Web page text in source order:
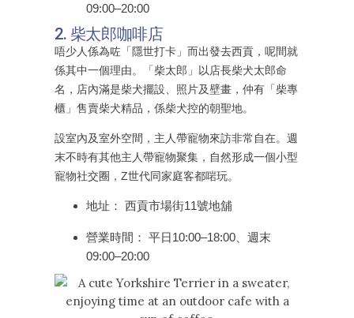
09:00–20:00
2. 柴太郎咖啡店
唔少人係為咗「隱世打卡」而出發去西貢，呢間就
係其中一個理由。「柴太郎」以店長柴犬太郎命
名，店內滿是柴犬擺設、照片及壁畫，仲有「柴專
櫃」售賣柴犬精品，係柴犬控的朝聖地。
設室內及室外空間，主人帶寵物來訪非常自在。週
末不時有其他主人帶寵物聚集，自然形成一個小型
寵物社交圈，Z世代同家庭客都啱玩。
地址： 西貢市場街11號地舖
營業時間： 平日10:00–18:00、週末
09:00–20:00